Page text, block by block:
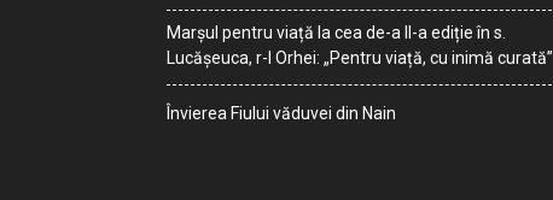
Marșul pentru viață la cea de-a II-a ediție în s.
Lucășeuca, r-l Orhei: „Pentru viață, cu inimă curată”
Învierea Fiului văduvei din Nain